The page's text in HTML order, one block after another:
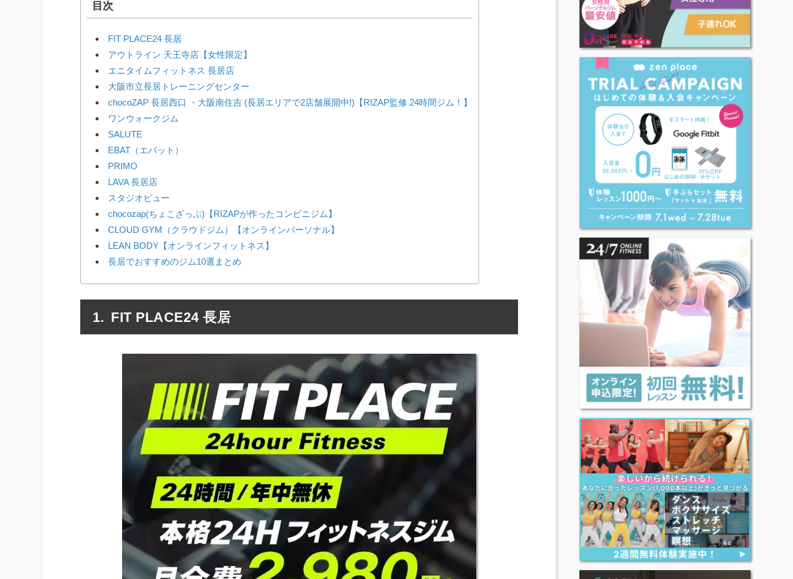
目次
FIT PLACE24 長居
アウトライン 天王寺店【女性限定】
エニタイムフィットネス 長居店
大阪市立長居トレーニングセンター
chocoZAP 長居西口 ・大阪南住吉 (長居エリアで2店舗展開中!)【RIZAP監修 24時間ジム！】
ワンウォークジム
SALUTE
EBAT（エバット）
PRIMO
LAVA 長居店
スタジオピュー
chocozap(ちょこざっぷ)【RIZAPが作ったコンビニジム】
CLOUD GYM（クラウドジム）【オンラインパーソナル】
LEAN BODY【オンラインフィットネス】
長居でおすすめのジム10選まとめ
FIT PLACE24 長居